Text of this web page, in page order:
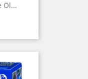
Öl...